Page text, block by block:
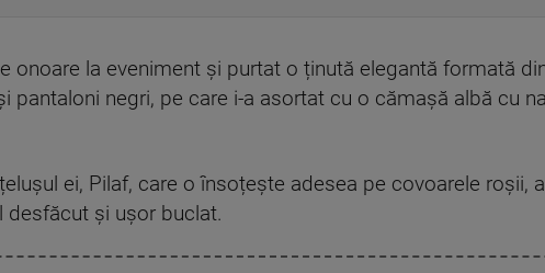
onoare la eveniment și purtat o ținută elegantă formată
pantaloni negri, pe care i-a asortat cu o cămașă albă cu
ei, Pilaf, care o însoțește adesea pe covoarele roșii,
desfăcut și ușor buclat.